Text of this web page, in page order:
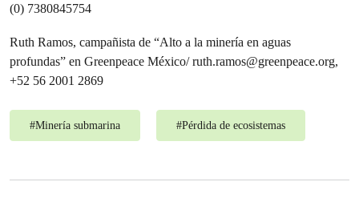
(0) 7380845754
Ruth Ramos, campañista de “Alto a la minería en aguas
profundas” en Greenpeace México/ruth.ramos@greenpeace.org,
+52 56 2001 2869
#Minería submarina #Pérdida de ecosistemas